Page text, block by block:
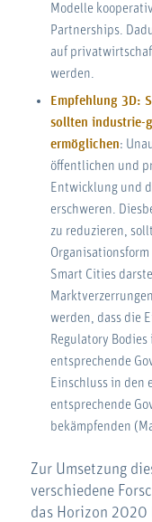
Modelle
Partnerships.
auf
werden.
Empfehlung 3D:
sollten industrie-
ermöglichen:
öffentlichen und
Entwicklung und
erschweren.
zu reduzieren,
Smart Cities
werden, dass die
Regulatory
entsprechende
Einschluss in den
entsprechende
bekämpfenden
Zur Umsetzung
verschiedene
das Horizon 2020